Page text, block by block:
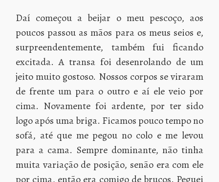
Daí começou a beijar o meu pescoço, aos
poucos passou as mãos para os meus seios e,
surpreendentemente, também fui ficando
excitada. A transa foi desenrolando de um
jeito muito gostoso. Nossos corpos se viraram
de frente um para o outro e aí ele veio por
cima. Novamente foi ardente, por ter sido
logo após uma briga. Ficamos pouco tempo no
sofá, até que me pegou no colo e me levou
para a cama. Sempre dominante, não tinha
muita variação de posição, senão era com ele
por cima, então era comigo de bruços. Peguei